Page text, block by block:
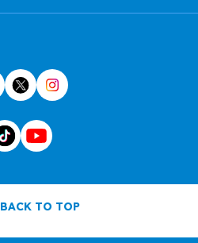
BACK TO TOP